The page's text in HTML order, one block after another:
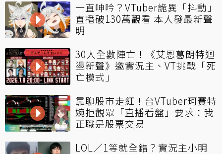
一直呻吟？VTuber詭異「抖動」
直播破130萬觀看 本人發最新聲
明
30人全數陣亡！《艾恩葛朗特迴
盪新聲》邀實況主、VT挑戰「死
亡模式」
靠聊股市走紅！台VTuber珂賽特
婉拒觀眾「直播看盤」要求：我
正職是股票交易
LOL／1等就全錯？實況主小明